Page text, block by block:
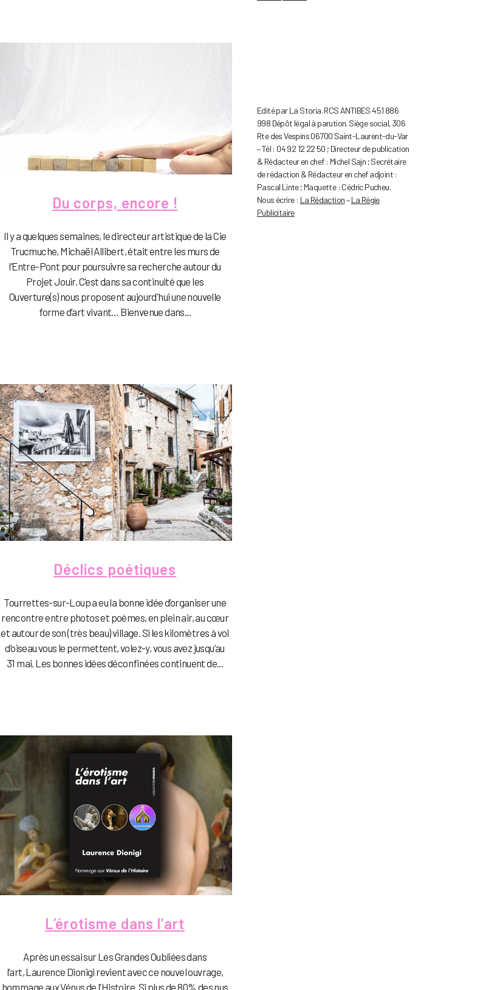
Du corps, encore !
Il y a quelques semaines, le directeur artistique de la Cie
Trucmuche, Michaël Allibert, était entre les murs de
l’Entre-Pont pour poursuivre sa recherche autour du
Projet Jouir. C'est dans sa continuité que les
Ouverture(s) nous proposent aujourd'hui une nouvelle
forme d’art vivant… Bienvenue dans...
Déclics poétiques
Tourrettes-sur-Loup a eu la bonne idée d’organiser une
rencontre entre photos et poèmes, en plein air, au cœur
et autour de son (très beau) village. Si les kilomètres à vol
d’oiseau vous le permettent, volez-y, vous avez jusqu’au
31 mai. Les bonnes idées déconfinées continuent de...
L’érotisme dans l’art
Après un essai sur Les Grandes Oubliées dans
l’art, Laurence Dionigi revient avec ce nouvel ouvrage,
hommage aux Vénus de l'Histoire. Si plus de 80% des nus
Edité par La Storia. RCS ANTIBES 451 886
998 Dépôt légal à parution. Siège social, 306
Rte des Vespins 06700 Saint-Laurent-du-Var
– Tél : 04 92 12 22 50 ; Directeur de publication
& Rédacteur en chef : Michel Sajn ; Secrétaire
de rédaction & Rédacteur en chef adjoint :
Pascal Linte ; Maquette : Cédric Pucheu.
Nous écrire : La Rédaction–La Régie
Publicitaire